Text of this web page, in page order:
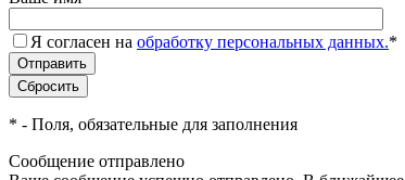
Я согласен на обработку персональных данных.*
* - Поля, обязательные для заполнения
Сообщение отправлено